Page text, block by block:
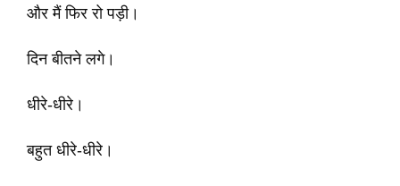
और मैं फिर रो पड़ी।
दिन बीतने लगे।
धीरे-धीरे।
बहुत धीरे-धीरे।